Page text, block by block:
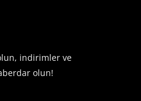
indirimler ve
olun!